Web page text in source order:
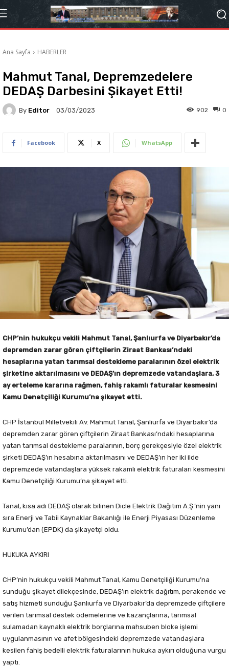
Ana Sayfa HABERLER
Mahmut Tanal, Depremzedelere
DEDAŞ Darbesini Şikayet Etti!
By Editor 03/03/2023 0
902
Facebook X WhatsApp
CHP’nin hukukçu vekili Mahmut Tanal, Şanlıurfa ve Diyarbakır’da
depremden zarar gören çiftçilerin Ziraat Bankası’ndaki
hesaplarına yatan tarımsal destekleme paralarının özel elektrik
şirketine aktarılmasını ve DEDAŞ’ın depremzede vatandaşlara, 3
ay erteleme kararına rağmen, fahiş rakamlı faturalar kesmesini
Kamu Denetçiliği Kurumu’na şikayet etti.
CHP İstanbul Milletvekili Av. Mahmut Tanal, Şanlıurfa ve Diyarbakır’da
depremden zarar gören çiftçilerin Ziraat Bankası’ndaki hesaplarına
yatan tarımsal destekleme paralarının, borç gerekçesiyle özel elektrik
şirketi DEDAŞ’ın hesabına aktarılmasını ve DEDAŞ’ın her iki ilde
depremzede vatandaşlara yüksek rakamlı elektrik faturaları kesmesini
Kamu Denetçiliği Kurumu’na şikayet etti.
Tanal, kısa adı DEDAŞ olarak bilinen Dicle Elektrik Dağıtım A.Ş.’nin yanı
sıra Enerji ve Tabii Kaynaklar Bakanlığı ile Enerji Piyasası Düzenleme
Kurumu’dan (EPDK) da şikayetçi oldu.
HUKUKA AYKIRI
CHP’nin hukukçu vekili Mahmut Tanal, Kamu Denetçiliği Kurumu’na
sunduğu şikayet dilekçesinde, DEDAŞ’ın elektrik dağıtım, perakende ve
satış hizmeti sunduğu Şanlıurfa ve Diyarbakır’da depremzede çiftçilere
verilen tarımsal destek ödemelerine ve kazançlarına, tarımsal
sulamadan kaynaklı elektrik borçlarına mahsuben bloke işlemi
uygulanmasının ve afet bölgesindeki depremzede vatandaşlara
kesilen fahiş bedelli elektrik faturalarının hukuka aykırı olduğuna vurgu
yaptı.